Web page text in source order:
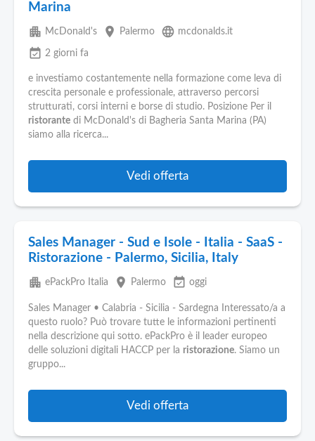
Marina
apartment McDonald's place Palermo language mcdonalds.it
event_available 2 giorni fa
e investiamo costantemente nella formazione come leva di
crescita personale e professionale, attraverso percorsi
strutturati, corsi interni e borse di studio. Posizione Per il
ristorante di McDonald's di Bagheria Santa Marina (PA)
siamo alla ricerca...
Vedi offerta
Sales Manager - Sud e Isole - Italia - SaaS -
Ristorazione - Palermo, Sicilia, Italy
apartment ePackPro Italia place Palermo event_available oggi
Sales Manager • Calabria - Sicilia - Sardegna Interessato/a a
questo ruolo? Può trovare tutte le informazioni pertinenti
nella descrizione qui sotto. ePackPro è il leader europeo
delle soluzioni digitali HACCP per la ristorazione. Siamo un
gruppo...
Vedi offerta